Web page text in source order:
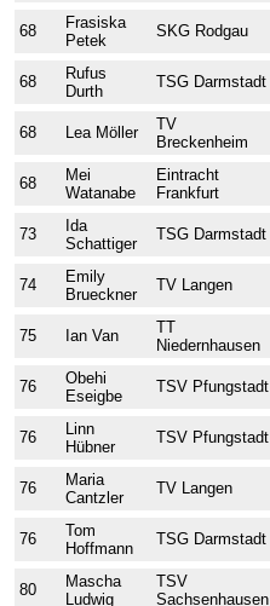
68
Frasiska
Petek
SKG Rodgau
68
Rufus
Durth
TSG Darmstadt
68 Lea Möller
TV
Breckenheim
68
Mei
Watanabe
Eintracht
Frankfurt
73
Ida
Schattiger
TSG Darmstadt
74
Emily
Brueckner
TV Langen
75 Ian Van
TT
Niedernhausen
76
Obehi
Eseigbe
TSV Pfungstadt
76
Linn
Hübner
TSV Pfungstadt
76
Maria
Cantzler
TV Langen
76
Tom
Hoffmann
TSG Darmstadt
80
Mascha
Ludwig
TSV
Sachsenhausen